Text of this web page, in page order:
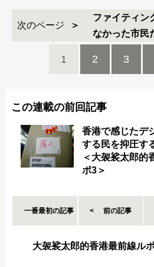
次のページ
ファイティン
なかった市民
1 2 3
この連載の前回記事
香港で感じたデ
する民を抑圧す
＜大袈裟太郎的
ポ3＞
一番最初の記事 前の記事
大袈裟太郎的香港最前線ル